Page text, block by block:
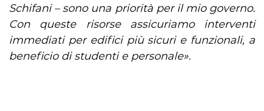
Schifani – sono una priorità per il mio governo.
Con queste risorse assicuriamo interventi
immediati per edifici più sicuri e funzionali, a
beneficio di studenti e personale».